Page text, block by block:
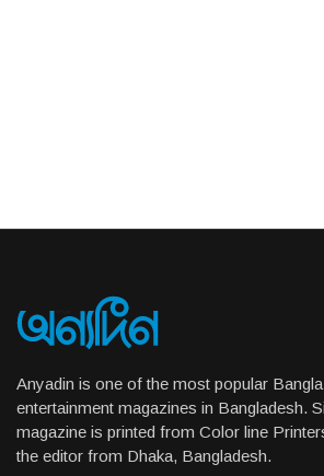
Anyadin is one of the most popular
entertainment magazines in Bangladesh.
magazine is printed from Color line
the editor from Dhaka, Bangladesh.